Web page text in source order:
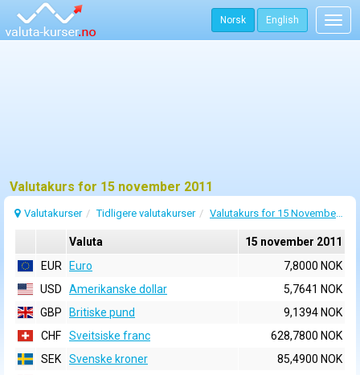
Norsk English
Valutakurs for 15 november 2011
Valutakurser Tidligere valutakurser Valutakurs for 15 November 2011
Valuta
15 november 2011
EUR
Euro
7,8000 NOK
USD
Amerikanske dollar
5,7641 NOK
GBP
Britiske pund
9,1394 NOK
CHF
Sveitsiske franc
628,7800 NOK
SEK
Svenske kroner
85,4900 NOK